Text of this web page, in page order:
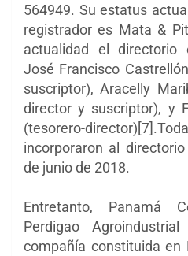
564949. Su estatus
registrador es Mata &
actualidad el directorio
José Francisco
suscriptor), Aracelly
director y suscriptor), y
(tesorero-
incorporaron al
de junio de 2018.
Entretanto, Panamá
Perdigao
compañía constituida en